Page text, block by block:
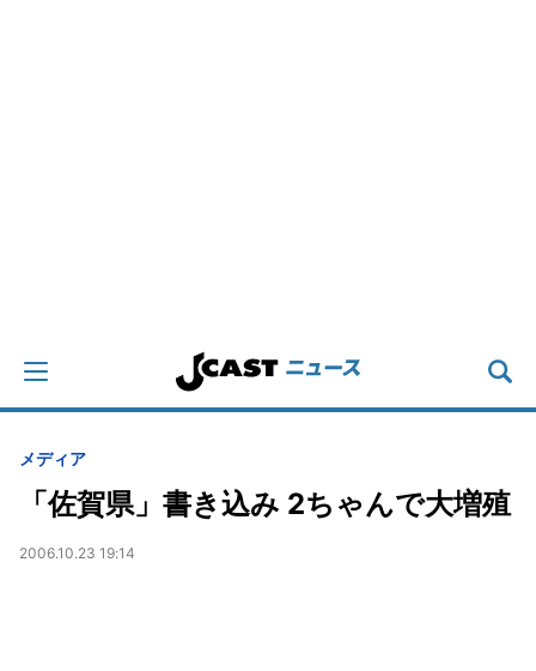
メディア
「佐賀県」書き込み 2ちゃんで大増殖
2006.10.23 19:14